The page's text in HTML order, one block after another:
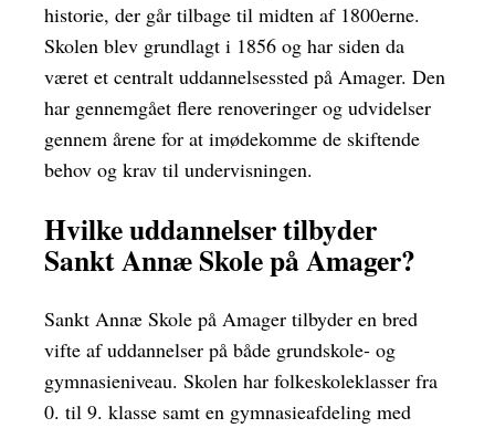
historie, der går tilbage til midten af 1800erne.
Skolen blev grundlagt i 1856 og har siden da
været et centralt uddannelsessted på Amager. Den
har gennemgået flere renoveringer og udvidelser
gennem årene for at imødekomme de skiftende
behov og krav til undervisningen.
Hvilke uddannelser tilbyder
Sankt Annæ Skole på Amager?
Sankt Annæ Skole på Amager tilbyder en bred
vifte af uddannelser på både grundskole- og
gymnasieniveau. Skolen har folkeskoleklasser fra
0. til 9. klasse samt en gymnasieafdeling med